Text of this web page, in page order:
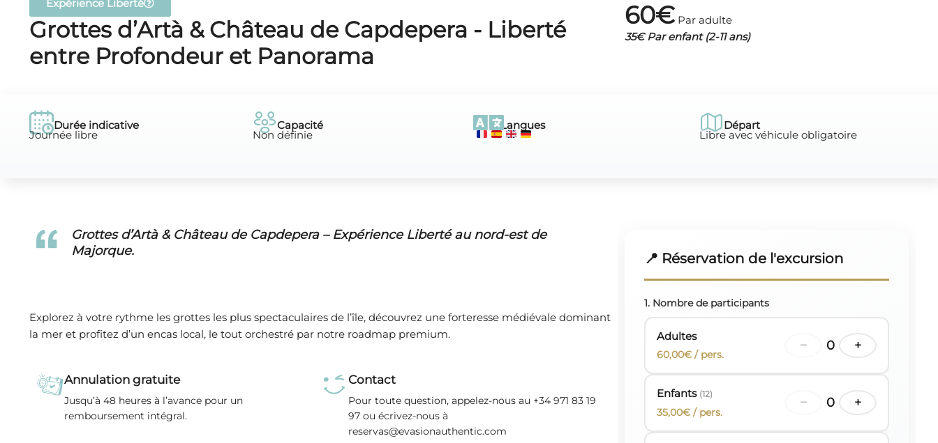
Expérience Liberté
Grottes d’Artà & Château de Capdepera - Liberté
entre Profondeur et Panorama
60€ Par adulte
35€ Par enfant (2-11 ans)
Durée indicative
Journée libre
Capacité
Non définie
Langues Départ
Libre avec véhicule obligatoire
Grottes d’Artà & Château de Capdepera – Expérience Liberté au nord-est de
Majorque.
Explorez à votre rythme les grottes les plus spectaculaires de l’île, découvrez une forteresse médiévale dominant
la mer et profitez d’un encas local, le tout orchestré par notre roadmap premium.
Annulation gratuite
Jusqu’à 48 heures à l’avance pour un
remboursement intégral.
Contact
Pour toute question, appelez-nous au +34 971 83 19
97 ou écrivez-nous à
reservas@evasionauthentic.com
📍 Réservation de l'excursion
1. Nombre de participants
Adultes
60,00€ / pers.
− 0 +
Enfants (12)
35,00€ / pers.
− 0 +